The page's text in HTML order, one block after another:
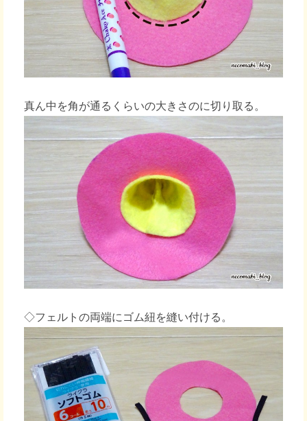
真ん中を角が通るくらいの大きさのに切り取る。
◇フェルトの両端にゴム紐を縫い付ける。